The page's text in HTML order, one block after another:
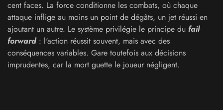
cent faces. La force conditionne les combats, où chaque
attaque inflige au moins un point de dégâts, un jet réussi en
ajoutant un autre. Le système privilégie le principe du fail
forward: l'action réussit souvent, mais avec des
conséquences variables. Gare toutefois aux décisions
imprudentes, car la mort guette le joueur négligent.